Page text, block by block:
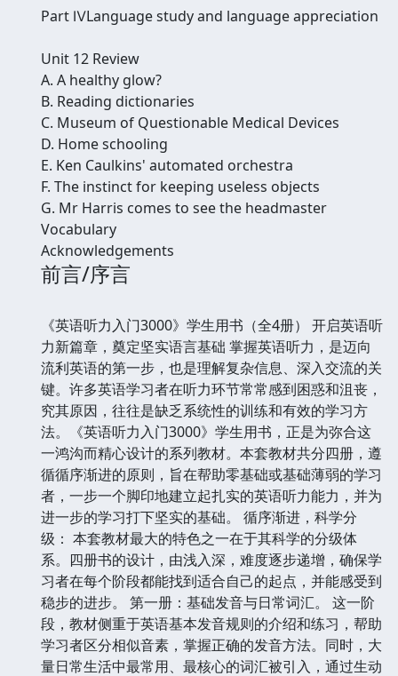
Part ⅣLanguage study and language appreciation
Unit 12 Review
A. A healthy glow?
B. Reading dictionaries
C. Museum of Questionable Medical Devices
D. Home schooling
E. Ken Caulkins' automated orchestra
F. The instinct for keeping useless objects
G. Mr Harris comes to see the headmaster
Vocabulary
Acknowledgements
前言/序言
《英语听力入门3000》学生用书（全4册） 开启英语听
力新篇章，奠定坚实语言基础 掌握英语听力，是迈向
流利英语的第一步，也是理解复杂信息、深入交流的关
键。许多英语学习者在听力环节常常感到困惑和沮丧，
究其原因，往往是缺乏系统性的训练和有效的学习方
法。《英语听力入门3000》学生用书，正是为弥合这
一鸿沟而精心设计的系列教材。本套教材共分四册，遵
循循序渐进的原则，旨在帮助零基础或基础薄弱的学习
者，一步一个脚印地建立起扎实的英语听力能力，并为
进一步的学习打下坚实的基础。 循序渐进，科学分
级： 本套教材最大的特色之一在于其科学的分级体
系。四册书的设计，由浅入深，难度逐步递增，确保学
习者在每个阶段都能找到适合自己的起点，并能感受到
稳步的进步。 第一册：基础发音与日常词汇。 这一阶
段，教材侧重于英语基本发音规则的介绍和练习，帮助
学习者区分相似音素，掌握正确的发音方法。同时，大
量日常生活中最常用、最核心的词汇被引入，通过生动